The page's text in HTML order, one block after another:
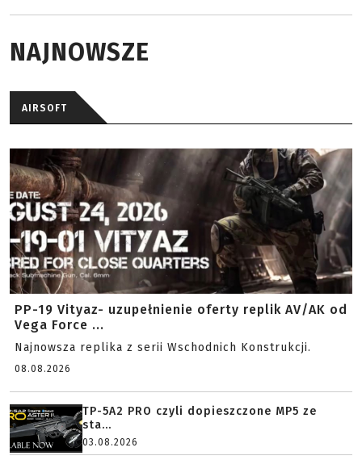
NAJNOWSZE
AIRSOFT
PP-19 Vityaz- uzupełnienie oferty replik AV/AK od
Vega Force ...
Najnowsza replika z serii Wschodnich Konstrukcji.
08.08.2026
TP-5A2 PRO czyli dopieszczone MP5 ze
sta...
03.08.2026